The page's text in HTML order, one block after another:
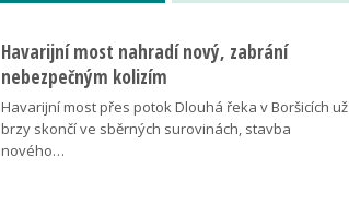
Havarijní most nahradí nový, zabrání
nebezpečným kolizím
Havarijní most přes potok Dlouhá řeka v Boršicích už
brzy skončí ve sběrných surovinách, stavba
nového…